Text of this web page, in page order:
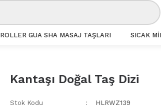
ROLLER GUA SHA MASAJ TAŞLARI SICAK
Kantaşı Doğal Taş Dizi
Stok Kodu HLRWZ139